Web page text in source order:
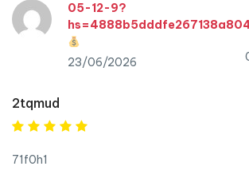
05-12-9?
23/06/2026
2tqmud
71f0h1